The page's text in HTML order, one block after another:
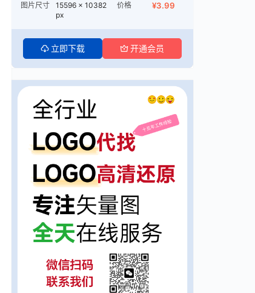
图片尺寸
15596 × 10382
px
价格 ¥3.99
立即下载 开通会员